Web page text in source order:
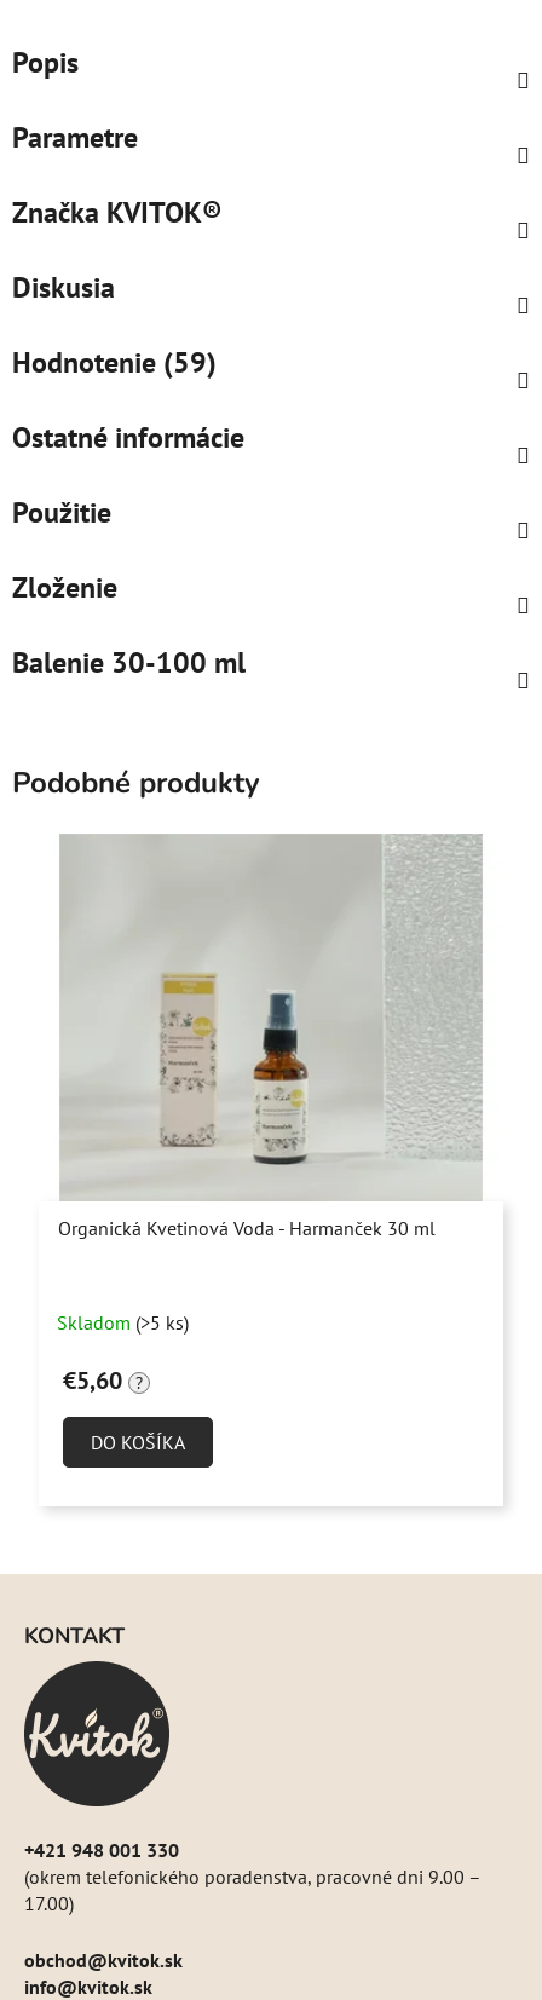
Popis
Parametre
Značka KVITOK®
Diskusia
Hodnotenie (59)
Ostatné informácie
Použitie
Zloženie
Balenie 30-100 ml
Podobné produkty
Organická Kvetinová Voda - Harmanček 30 ml
hodnotenie
produktu
z
Skladom (>5 ks)
€5,60 ?
DO KOŠÍKA
KONTAKT
+421 948 001 330
(okrem telefonického poradenstva, pracovné dni 9.00 –
17.00)
obchod@kvitok.sk
info@kvitok.sk